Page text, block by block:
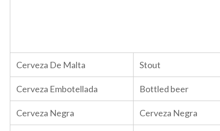
Cerveza De Malta Stout
Cerveza Embotellada Bottled beer
Cerveza Negra Cerveza Negra